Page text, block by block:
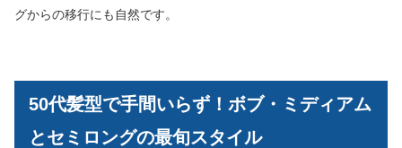
グからの移行にも自然です。
50代髪型で手間いらず！ボブ・ミディアム
とセミロングの最旬スタイル